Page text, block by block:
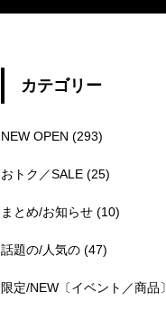
カテゴリー
NEW OPEN (293)
おトク／SALE (25)
まとめ/お知らせ (10)
話題の/人気の (47)
限定/NEW〔イベント／商品〕